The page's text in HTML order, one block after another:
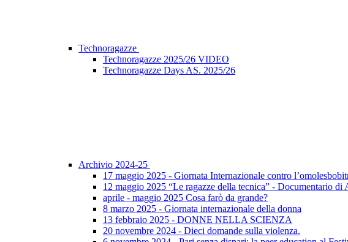
Technoragazze
Technoragazze 2025/26 VIDEO
Technoragazze Days AS. 2025/26
Archivio 2024-25
17 maggio 2025 - Giornata Internazionale contro
12 maggio 2025 “Le ragazze della tecnica” - Documentario di
aprile - maggio 2025 Cosa farò da grande?
8 marzo 2025 - Giornata internazionale della donna
13 febbraio 2025 - DONNE NELLA SCIENZA
20 novembre 2024 - Dieci domande sulla violenza.